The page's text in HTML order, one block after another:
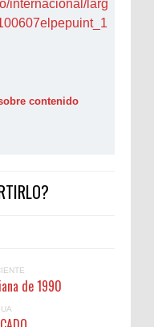
internacional/larg
contenido
de 1990